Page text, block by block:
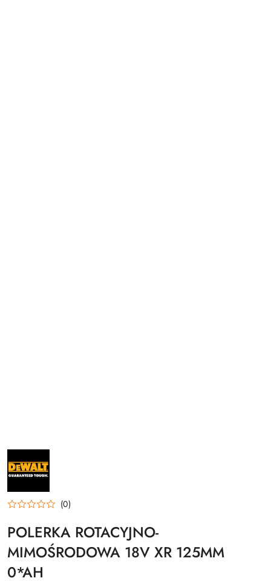
NAZWA
PRODUCENTA:
DEWALT
(0)
POLERKA ROTACYJNO-
MIMOŚRODOWA 18V XR 125MM
0*AH